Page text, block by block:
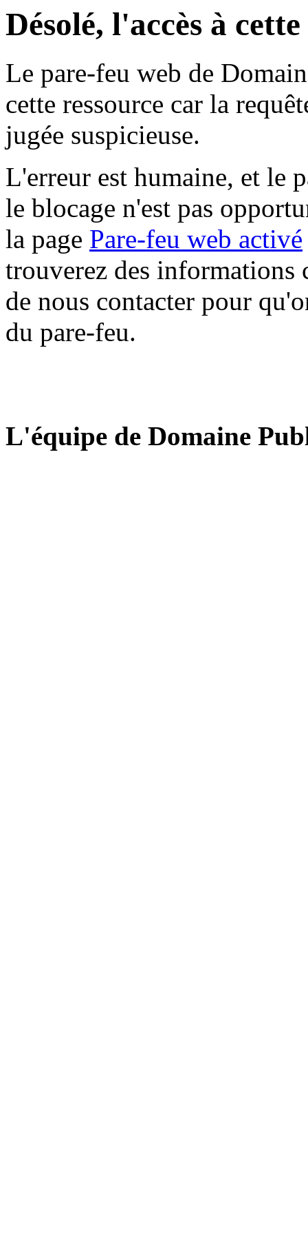
Désolé, l'accès à
Le pare-feu web de
cette ressource car la
jugée suspicieuse.
L'erreur est humaine, et le
le blocage n'est pas
la page Pare-feu web activé
trouverez des informations
de nous contacter pour
du pare-feu.
L'équipe de Domaine